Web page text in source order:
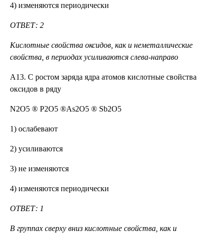
4) изменяются периодически
ОТВЕТ: 2
Кислотные свойства оксидов, как и неметаллические
свойства, в периодах усиливаются слева-направо
А13. С ростом заряда ядра атомов кислотные свойства
оксидов в ряду
N2O5 ® P2O5 ®As2O5 ® Sb2O5
1) ослабевают
2) усиливаются
3) не изменяются
4) изменяются периодически
ОТВЕТ: 1
В группах сверху вниз кислотные свойства, как и